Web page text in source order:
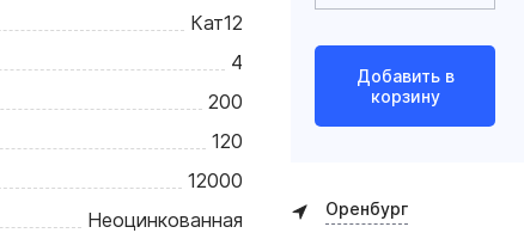
Кат12
4
200
120
12000
Неоцинкованная
Добавить в
корзину
Оренбург